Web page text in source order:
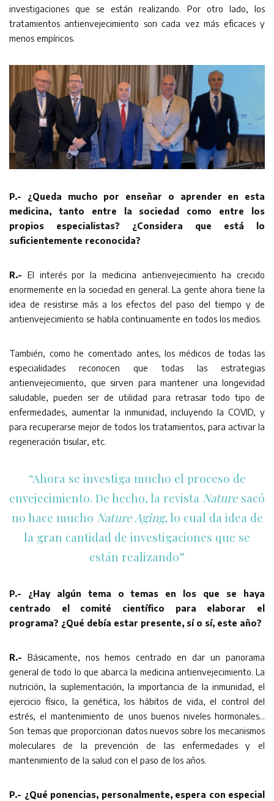
investigaciones que se están realizando. Por otro lado, los
tratamientos antienvejecimiento son cada vez más eficaces y
menos empíricos.
P.- ¿Queda mucho por enseñar o aprender en esta
medicina, tanto entre la sociedad como entre los
propios especialistas? ¿Considera que está lo
suficientemente reconocida?
R.- El interés por la medicina antienvejecimiento ha crecido
enormemente en la sociedad en general. La gente ahora tiene la
idea de resistirse más a los efectos del paso del tiempo y de
antienvejecimiento se habla continuamente en todos los medios.
También, como he comentado antes, los médicos de todas las
especialidades reconocen que todas las estrategias
antienvejecimiento, que sirven para mantener una longevidad
saludable, pueden ser de utilidad para retrasar todo tipo de
enfermedades, aumentar la inmunidad, incluyendo la COVID, y
para recuperarse mejor de todos los tratamientos, para activar la
regeneración tisular, etc.
“Ahora se investiga mucho el proceso de
envejecimiento. De hecho, la revista Naturesacó
no hace mucho Nature Aging, lo cual da idea de
la gran cantidad de investigaciones que se
están realizando”
P.- ¿Hay algún tema o temas en los que se haya
centrado el comité científico para elaborar el
programa? ¿Qué debía estar presente, sí o sí, este año?
R.-Básicamente, nos hemos centrado en dar un panorama
general de todo lo que abarca la medicina antienvejecimiento. La
nutrición, la suplementación, la importancia de la inmunidad, el
ejercicio físico, la genética, los hábitos de vida, el control del
estrés, el mantenimiento de unos buenos niveles hormonales…
Son temas que proporcionan datos nuevos sobre los mecanismos
moleculares de la prevención de las enfermedades y el
mantenimiento de la salud con el paso de los años.
P.- ¿Qué ponencias, personalmente, espera con especial